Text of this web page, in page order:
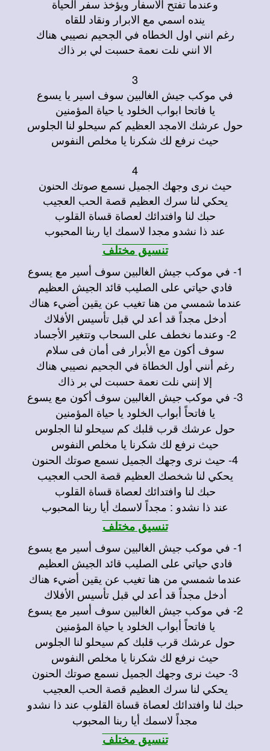
وعندما تفتح الاسفار ويؤخذ سفر الحياة
ينده اسمي مع الابرار ونقاد للقاه
رغم انني اول الخطاه في الجحيم نصيبي هناك
الا انني نلت نعمة حسبت لي بر ذاك
3
في موكب جيش الغالبين سوف اسير يا يسوع
يا فاتحا ابواب الخلود يا حياة المؤمنين
حول عرشك الامجد العظيم كم سيحلو لنا الجلوس
حيث نرفع لك شكرنا يا مخلص النفوس
4
حيث نرى وجهك الجميل نسمع صوتك الحنون
يحكي لنا سرك العظيم قصة الحب العجيب
حبك لنا وافتدائك لعصاة قساة القلوب
عند ذا نشدو مجدا لاسمك ايا ربنا المحبوب
تنسيق مختلف
1- في موكب جيش الغالبين سوف أسير مع يسوع
فادي حياتي على الصليب قائد الجيش العظيم
عندما شمسي من هنا تغيب عن يقين أضيء هناك
أدخل مجداً قد أعد لي قبل تأسيس الأفلاك
2- وعندما نخطف على السحاب وتتغير الأجساد
سوف أكون مع الأبرار فى أمان فى سلام
رغم أنني أول الخطاة في الجحيم نصيبي هناك
إلا إنني نلت نعمة حسبت لي بر ذاك
3- في موكب جيش الغالبين سوف أكون مع يسوع
يا فاتحاً أبواب الخلود يا حياة المؤمنين
حول عرشك قرب قلبك كم سيحلو لنا الجلوس
حيث نرفع لك شكرنا يا مخلص النفوس
4- حيث نرى وجهك الجميل نسمع صوتك الحنون
يحكي لنا شخصك العظيم قصة الحب العجيب
حبك لنا وافتدائك لعصاة قساة القلوب
عند ذا نشدو : مجداً لاسمك أيا ربنا المحبوب
تنسيق مختلف
1- في موكب جيش الغالبين سوف أسير مع يسوع
فادي حياتي على الصليب قائد الجيش العظيم
عندما شمسي من هنا تغيب عن يقين أضيء هناك
أدخل مجداً قد أعد لي قبل تأسيس الأفلاك
2- في موكب جيش الغالبين سوف أسير مع يسوع
يا فاتحاً أبواب الخلود يا حياة المؤمنين
حول عرشك قرب قلبك كم سيحلو لنا الجلوس
حيث نرفع لك شكرنا يا مخلص النفوس
3- حيث نرى وجهك الجميل نسمع صوتك الحنون
يحكي لنا سرك العظيم قصة الحب العجيب
حبك لنا وافتدائك لعصاة قساة القلوب عند ذا نشدو
مجداً لاسمك أيا ربنا المحبوب
تنسيق مختلف